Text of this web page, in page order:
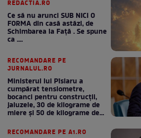
REDACTIA.RO
Ce să nu arunci SUB NICI O
FORMA din casă astăzi, de
Schimbarea la Față . Se spune
ca ....
RECOMANDARE PE
JURNALUL.RO
Ministerul lui Pîslaru a
cumpărat tensiometre,
bocanci pentru construcții,
jaluzele, 30 de kilograme de
miere și 50 de kilograme de
RECOMANDARE PE A1.RO